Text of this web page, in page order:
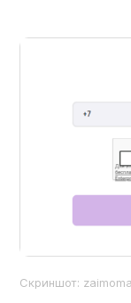
Скриншот: